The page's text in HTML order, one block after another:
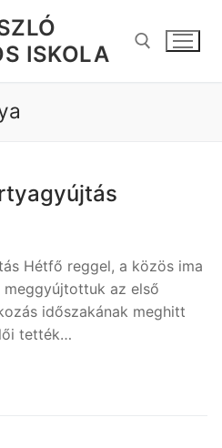
ISKOLA
Hétfő reggel, a közös ima
meggyújtottuk az első
időszakának meghitt
tették…